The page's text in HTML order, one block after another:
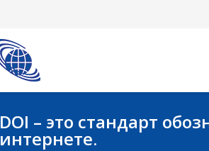
DOI – это стандарт
интернете.